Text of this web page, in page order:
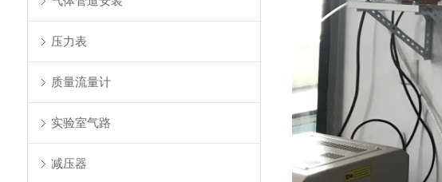
压力表
质量流量计
实验室气路
减压器